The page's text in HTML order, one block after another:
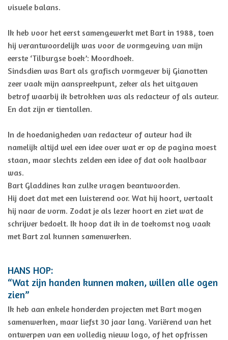
visuele balans.
Ik heb voor het eerst samengewerkt met Bart in 1988, toen
hij verantwoordelijk was voor de vormgeving van mijn
eerste ‘Tilburgse boek’: Moordhoek.
Sindsdien was Bart als grafisch vormgever bij Gianotten
zeer vaak mijn aanspreekpunt, zeker als het uitgaven
betrof waarbij ik betrokken was als redacteur of als auteur.
En dat zijn er tientallen.
In de hoedanigheden van redacteur of auteur had ik
namelijk altijd wel een idee over wat er op de pagina moest
staan, maar slechts zelden een idee of dat ook haalbaar
was.
Bart Gladdines kan zulke vragen beantwoorden.
Hij doet dat met een luisterend oor. Wat hij hoort, vertaalt
hij naar de vorm. Zodat je als lezer hoort en ziet wat de
schrijver bedoelt. Ik hoop dat ik in de toekomst nog vaak
met Bart zal kunnen samenwerken.
HANS HOP:
“Wat zijn handen kunnen maken, willen alle ogen
zien”
Ik heb aan enkele honderden projecten met Bart mogen
samenwerken, maar liefst 30 jaar lang. Variërend van het
ontwerpen van een volledig nieuw logo, of het opfrissen